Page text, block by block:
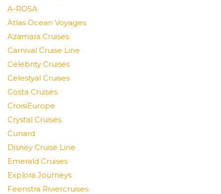
A-ROSA
Atlas Ocean Voyages
Azamara Cruises
Carnival Cruise Line
Celebrity Cruises
Celestyal Cruises
Costa Cruises
CroisiEurope
Crystal Cruises
Cunard
Disney Cruise Line
Emerald Cruises
Explora Journeys
Feenstra Riviercruises